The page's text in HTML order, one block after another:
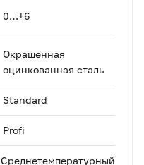
0…+6
Окрашенная
оцинкованная сталь
Standard
Profi
Среднетемпературный